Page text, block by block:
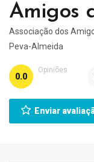
Amigos
Associação dos
Peva-Almeida
0.0
Opiniões
Enviar